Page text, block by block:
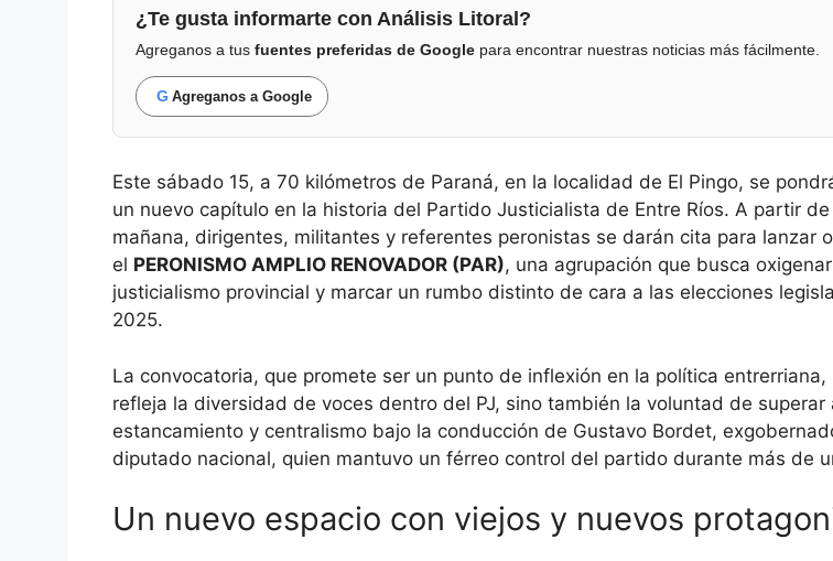
¿Te gusta informarte con Análisis Litoral?
Agreganos a tus fuentes preferidas de Google para encontrar nuestras noticias más fácilmente.
G Agreganos a Google
Este sábado 15, a 70 kilómetros de Paraná, en la localidad de El Pingo, se
un nuevo capítulo en la historia del Partido Justicialista de Entre Ríos. A partir
mañana, dirigentes, militantes y referentes peronistas se darán cita para lanzar
el PERONISMO AMPLIO RENOVADOR (PAR), una agrupación que busca
justicialismo provincial y marcar un rumbo distinto de cara a las elecciones
2025.
La convocatoria, que promete ser un punto de inflexión en la política entrerriana,
refleja la diversidad de voces dentro del PJ, sino también la voluntad de superar
estancamiento y centralismo bajo la conducción de Gustavo Bordet,
diputado nacional, quien mantuvo un férreo control del partido durante más de
Un nuevo espacio con viejos y nuevos